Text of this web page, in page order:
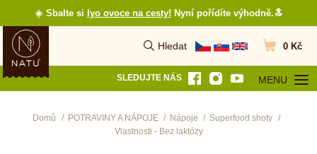
☀️ Sbalte si lyo ovoce na cesty! Nyní pořídíte výhodně.🔝
Hledat
Vyhledat Přejít do
0 Kč
SLEDUJTE NÁS MENU
OTEVŘÍT
Domů POTRAVINY A NÁPOJE Nápoje
Superfood shoty
Vlastnosti - Bez laktózy